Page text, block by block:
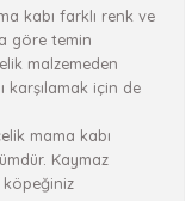
kabı farklı renk ve
göre temin
malzemeden
karşılamak için de
mama kabı
Kaymaz
köpeğiniz